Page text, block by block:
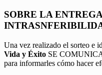
SOBRE LA
Una vez realizado el sorteo e
Vida y Éxito SE
para informarles cómo hacer